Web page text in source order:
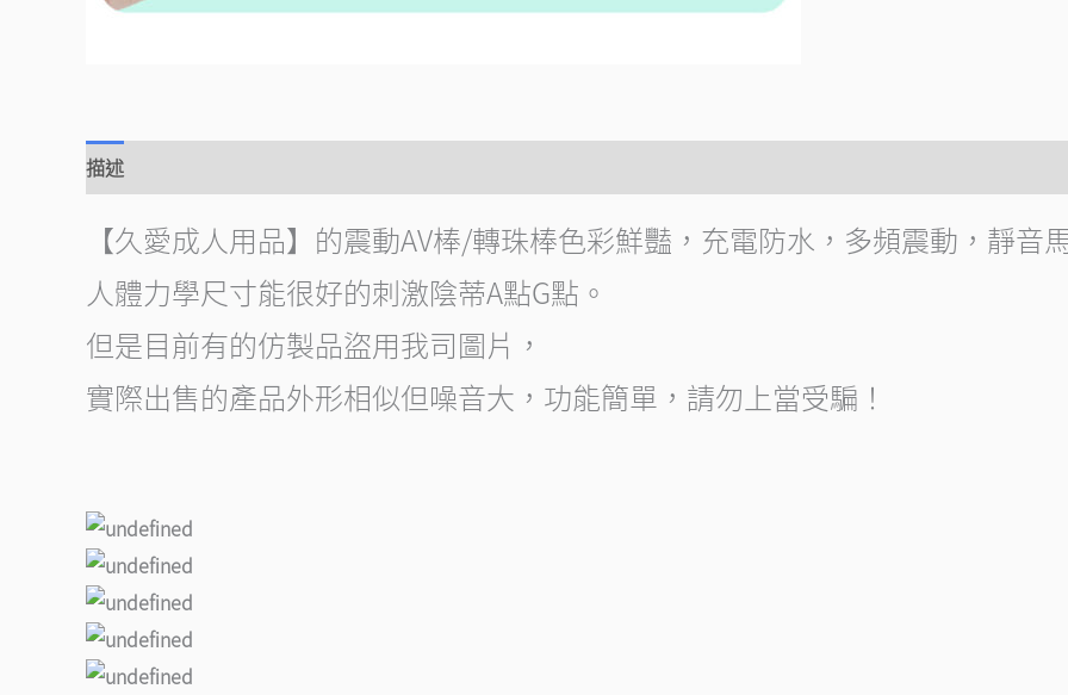
描述
【久愛成人用品】的震動AV棒/轉珠棒色彩鮮豔，充電防水，多頻震動，靜音
人體力學尺寸能很好的刺激陰蒂A點G點。
但是目前有的仿製品盜用我司圖片，
實際出售的產品外形相似但噪音大，功能簡單，請勿上當受騙！